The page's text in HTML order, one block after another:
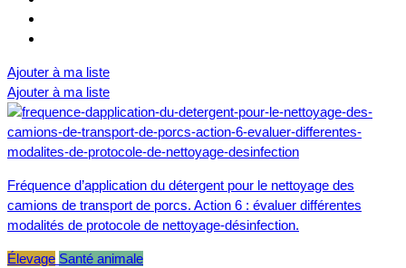
Ajouter à ma liste
Ajouter à ma liste
Fréquence d’application du détergent pour le nettoyage des
camions de transport de porcs. Action 6 : évaluer différentes
modalités de protocole de nettoyage-désinfection.
Élevage Santé animale